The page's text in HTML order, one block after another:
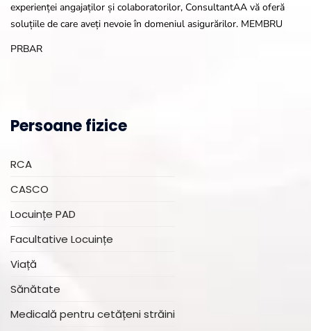
experienței angajaților și colaboratorilor, ConsultantAA vă oferă
soluțiile de care aveți nevoie în domeniul asigurărilor. MEMBRU
PRBAR
Persoane fizice
RCA
CASCO
Locuințe PAD
Facultative Locuințe
Viață
Sănătate
Medicală pentru cetățeni străini